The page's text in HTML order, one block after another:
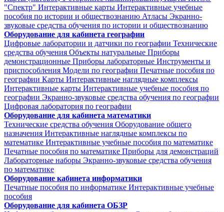
"Спектр" Интерактивные карты Интерактивные учебные
пособия по истории и обществознанию Атласы Экранно-
звуковые средства обучения по истории и обществознанию
Оборудование для кабинета географии
Цифровые лаборатории и датчики по географии Технические
средства обучения Объекты натуральные Приборы
демонстрационные Приборы лабораторные Инструменты и
приспособления Модели по географии Печатные пособия по
географии Карты Интерактивные наглядные комплексы
Интерактивные карты Интерактивные учебные пособия по
географии Экранно-звуковые средства обучения по географии
Цифровая лаборатория по географии
Оборудование для кабинета математики
Технические средства обучения Оборудование общего
назначения Интерактивные наглядные комплексы по
математике Интерактивные учебные пособия по математике
Печатные пособия по математике Приборы для демонстраций
Лабораторные наборы Экранно-звуковые средства обучения
по математике
Оборудование кабинета информатики
Печатные пособия по информатике Интерактивные учебные
пособия
Оборудование для кабинета ОБЗР